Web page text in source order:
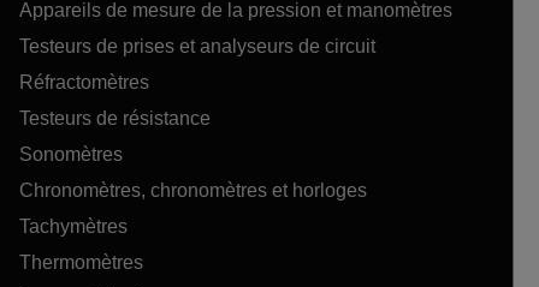
Appareils de mesure de la pression et manomètres
Testeurs de prises et analyseurs de circuit
Réfractomètres
Testeurs de résistance
Sonomètres
Chronomètres, chronomètres et horloges
Tachymètres
Thermomètres